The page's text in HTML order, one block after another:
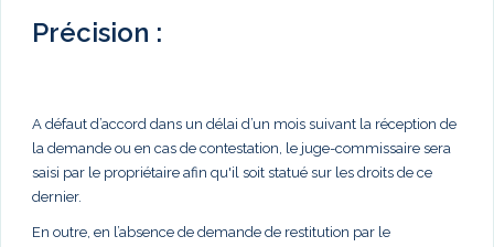
Précision :
A défaut d’accord dans un délai d’un mois suivant la réception de
la demande ou en cas de contestation, le juge-commissaire sera
saisi par le propriétaire afin qu'il soit statué sur les droits de ce
dernier.
En outre, en l’absence de demande de restitution par le